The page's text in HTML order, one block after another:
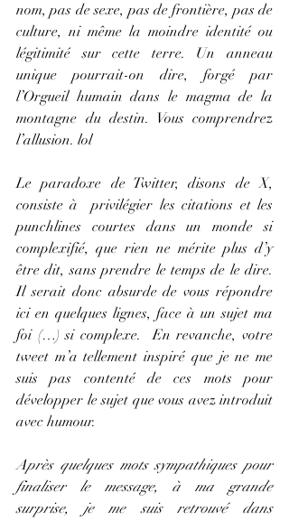
nom, pas de sexe, pas de frontière, pas de
culture, ni même la moindre identité ou
légitimité sur cette terre. Un anneau
unique pourrait-on dire, forgé par
l’Orgueil humain dans le magma de la
montagne du destin. Vous comprendrez
l’allusion. lol
Le paradoxe de Twitter, disons de X,
consiste à  privilégier les citations et les
punchlines courtes dans un monde si
complexifié, que rien ne mérite plus d’y
être dit, sans prendre le temps de le dire.
Il serait donc absurde de vous répondre
ici en quelques lignes, face à un sujet ma
foi (…) si complexe.  En revanche, votre
tweet m’a tellement inspiré que je ne me
suis pas contenté de ces mots pour
développer le sujet que vous avez introduit
avec humour.
Après quelques mots sympathiques pour
finaliser le message, à ma grande
surprise, je me suis retrouvé dans